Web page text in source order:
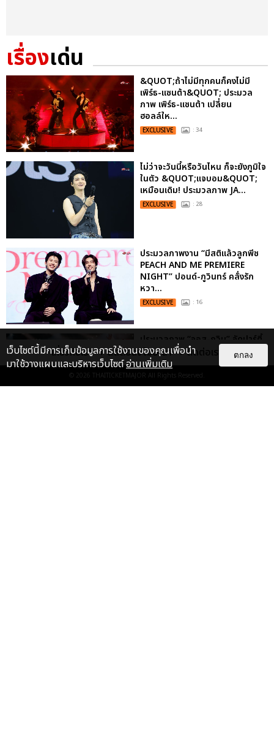
เรื่องเด่น
&QUOT;ถ้าไม่มีทุกคนก็คงไม่มี
เพิร์ธ-แซนต้า&QUOT; ประมวล
ภาพ เพิร์ธ-แซนต้า เปลี่ยน
ฮอลล์ให...
EXCLUSIVE : 34
ไม่ว่าจะวันนี้หรือวันไหน ก็จะยังภูมิใจ
ในตัว &QUOT;แจบอม&QUOT;
เหมือนเดิม! ประมวลภาพ JA...
EXCLUSIVE : 28
ประมวลภาพงาน “มีสติแล้วลูกพีช
PEACH AND ME PREMIERE
NIGHT” ปอนด์-ภูวินทร์ คลั่งรัก
หวา...
EXCLUSIVE : 16
ประมวลภาพ “จอส-กวิน” จัดปาร์ตี้
ริมหาดสุดฮอต ในคอนเสิร์ตครั้งยิ่ง
ใหญ่ “JOSS GAWIN HEAT ...
EXCLUSIVE : 34
เกี่ยวกับเรา ติดต่อลงโฆษณา ติดต่อเรา
© 2026 THAITICKETMAJOR All Rights Reserved.
เว็บไซต์นี้มีการเก็บข้อมูลการใช้งานของคุณเพื่อนำ
มาใช้วางแผนและบริหารเว็บไซต์อ่านเพิ่มเติม
ตกลง